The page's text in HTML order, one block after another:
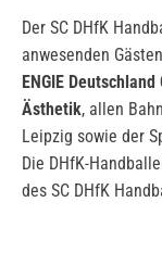
Der SC DHfK
anwesenden
ENGIE Deutschland
Ästhetik, allen
Leipzig sowie der
Die DHfK-
des SC DHfK